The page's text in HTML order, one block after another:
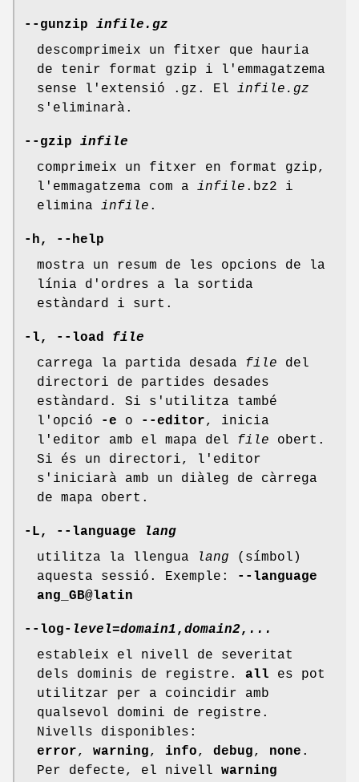
--gunzip infile.gz
descomprimeix un fitxer que hauria
de tenir format gzip i l'emmagatzema
sense l'extensió .gz. El infile.gz
s'eliminarà.
--gzip infile
comprimeix un fitxer en format gzip,
l'emmagatzema com a infile .bz2 i
elimina infile .
-h, --help
mostra un resum de les opcions de la
línia d'ordres a la sortida
estàndard i surt.
-l, --load file
carrega la partida desada file del
directori de partides desades
estàndard. Si s'utilitza també
l'opció
-e o --editor, inicia
l'editor amb el mapa del file obert.
Si és un directori, l'editor
s'iniciarà amb un diàleg de càrrega
de mapa obert.
-L, --language lang
utilitza la llengua
lang (símbol)
aquesta sessió. Exemple:
--language
ang_GB@latin
--log- level=domain1, domain2, ...
estableix el nivell de severitat
dels dominis de registre. all es pot
utilitzar per a coincidir amb
qualsevol domini de registre.
Nivells disponibles:
error, warning, info, debug, none .
Per defecte, el nivell warning